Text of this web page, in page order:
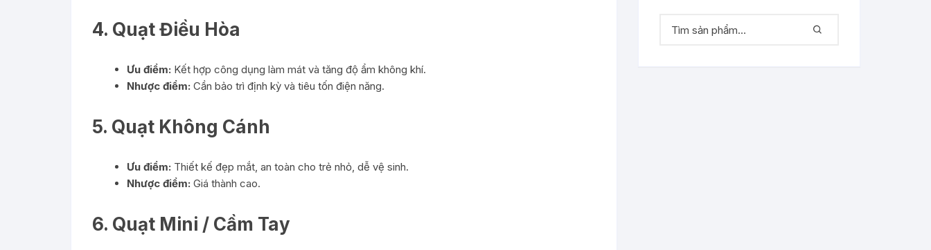
4. Quạt Điều Hòa
Ưu điểm: Kết hợp công dụng làm mát và tăng độ ẩm không khí.
Nhược điểm: Cần bảo trì định kỳ và tiêu tốn điện năng.
5. Quạt Không Cánh
Ưu điểm: Thiết kế đẹp mắt, an toàn cho trẻ nhỏ, dễ vệ sinh.
Nhược điểm: Giá thành cao.
6. Quạt Mini / Cầm Tay